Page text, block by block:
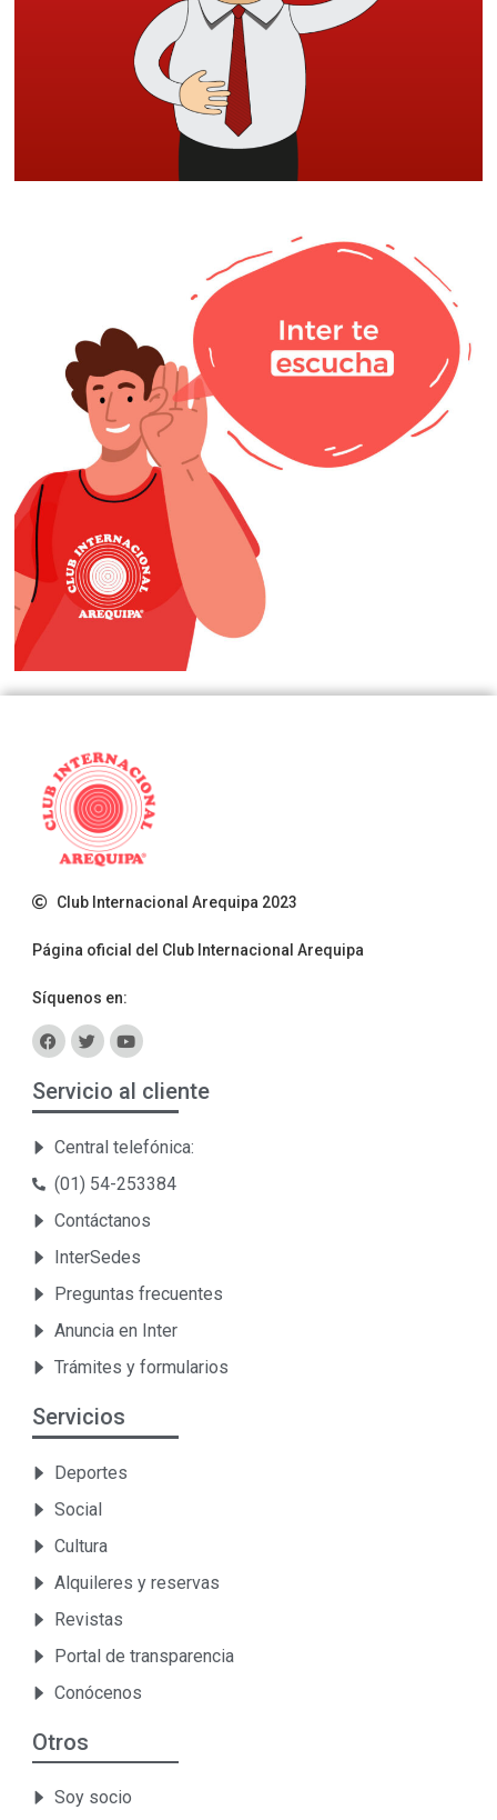
Club Internacional Arequipa 2023
Página oficial del Club Internacional Arequipa
Síquenos en:
Servicio al cliente
Central telefónica:
(01) 54-253384
Contáctanos
InterSedes
Preguntas frecuentes
Anuncia en Inter
Trámites y formularios
Servicios
Deportes
Social
Cultura
Alquileres y reservas
Revistas
Portal de transparencia
Conócenos
Otros
Soy socio